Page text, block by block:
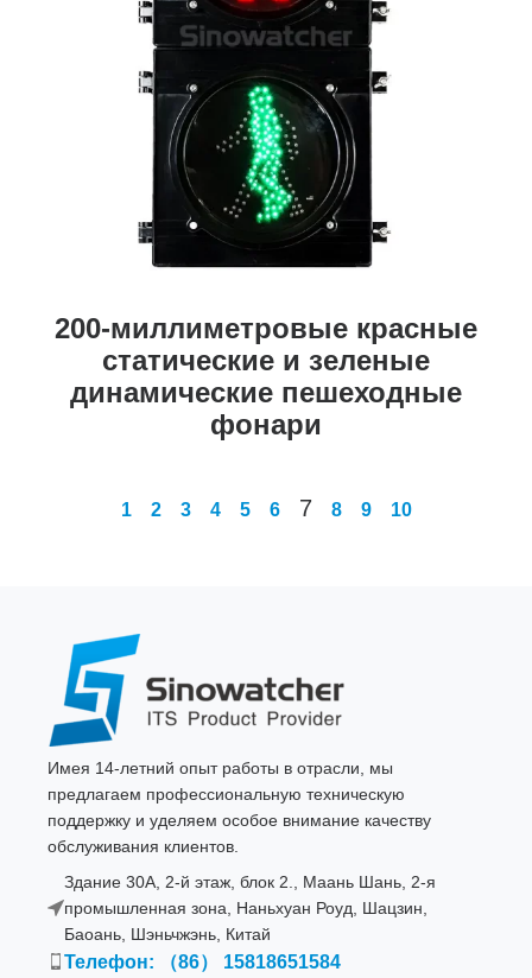
200-миллиметровые красные
статические и зеленые
динамические пешеходные
фонари
1 2 3 4 5 6 7 8 9 10
Имея 14-летний опыт работы в отрасли, мы
предлагаем профессиональную техническую
поддержку и уделяем особое внимание качеству
обслуживания клиентов.
Здание 30A, 2-й этаж, блок 2., Маань Шань, 2-я
промышленная зона, Наньхуан Роуд, Шацзин,
Баоань, Шэньчжэнь, Китай
Телефон: （86） 15818651584